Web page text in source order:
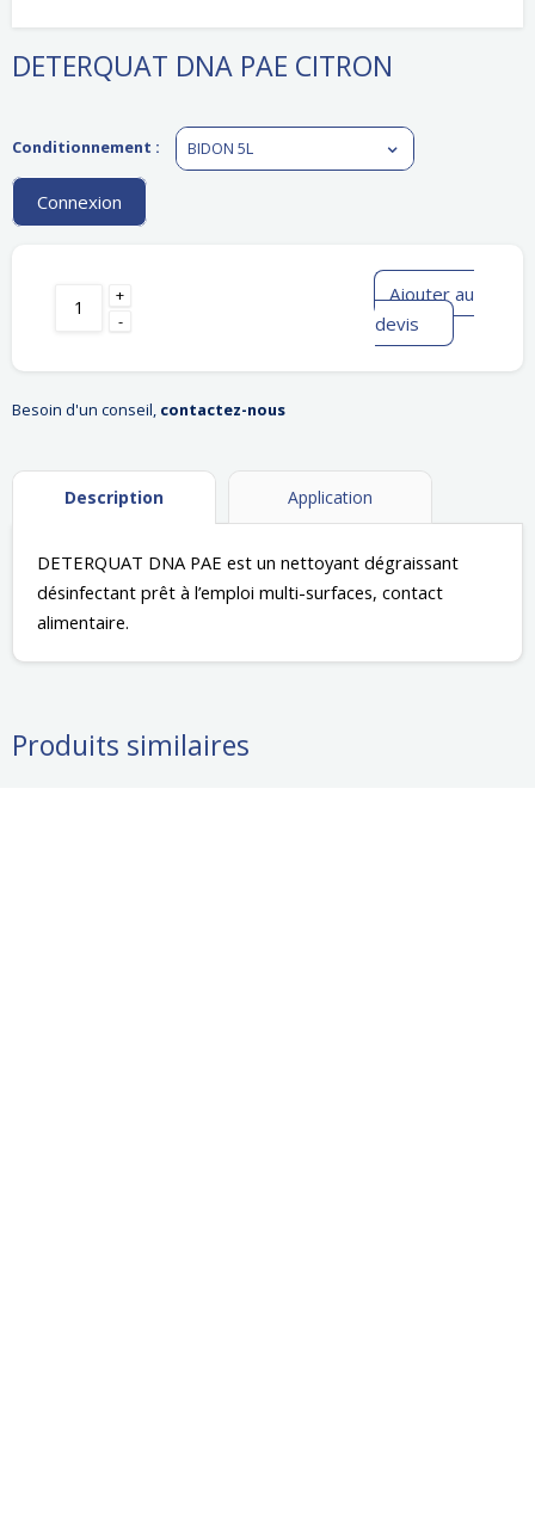
DETERQUAT DNA PAE CITRON
Conditionnement : BIDON 5L
Connexion
+
-
Ajouter au
devis
Besoin d'un conseil, contactez-nous
Description Application
DETERQUAT DNA PAE est un nettoyant dégraissant
désinfectant prêt à l’emploi multi-surfaces, contact
alimentaire.
Produits similaires